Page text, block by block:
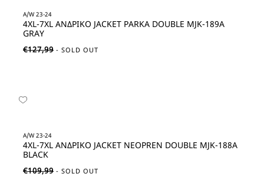
A/W 23-24
4XL-7XL ΑΝΔΡΙΚΟ JACKET PARKA DOUBLE MJK-189Α
GRAY
€127,99
A/W 23-24
4XL-7XL ΑΝΔΡΙΚΟ JACKET NEOPREN DOUBLE MJK-188Α
BLACK
€109,99